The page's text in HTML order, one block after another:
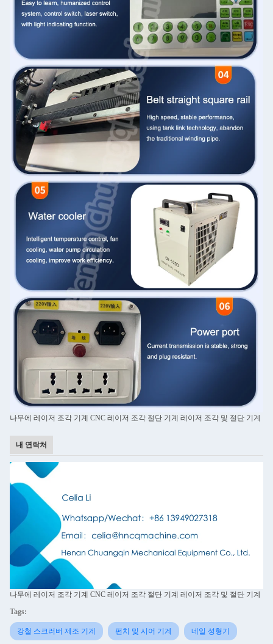
나무에 레이저 조각 기계 CNC 레이저 조각 절단 기계 레이저 조각 및 절단 기계
내 연락처
나무에 레이저 조각 기계 CNC 레이저 조각 절단 기계 레이저 조각 및 절단 기계
Tags:
강철 스크러버 제조 기계 펀치 및 시어 기계 네일 성형기